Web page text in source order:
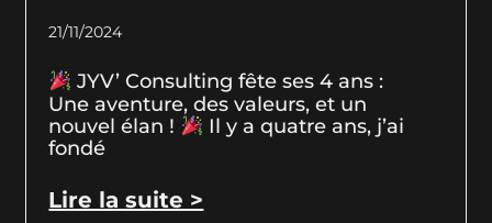
21/11/2024
JYV’ Consulting fête ses 4 ans :
Une aventure, des valeurs, et un
nouvel élan !
Il y a quatre ans, j’ai
fondé
Lire la suite >